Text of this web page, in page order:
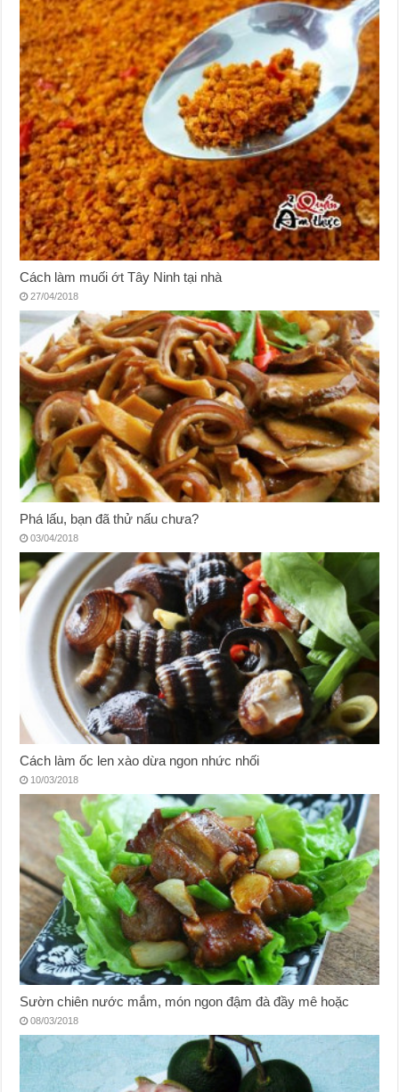
Cách làm muối ớt Tây Ninh tại nhà
27/04/2018
Phá lấu, bạn đã thử nấu chưa?
03/04/2018
Cách làm ốc len xào dừa ngon nhức nhối
10/03/2018
Sườn chiên nước mắm, món ngon đậm đà đầy mê hoặc
08/03/2018